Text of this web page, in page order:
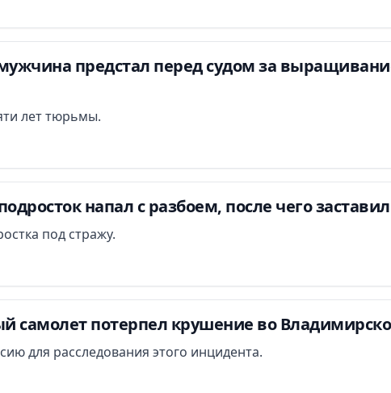
предстал перед судом за
лет тюрьмы.
напал с разбоем, после чего
под стражу.
самолет потерпел крушение во
для расследования этого инцидента.